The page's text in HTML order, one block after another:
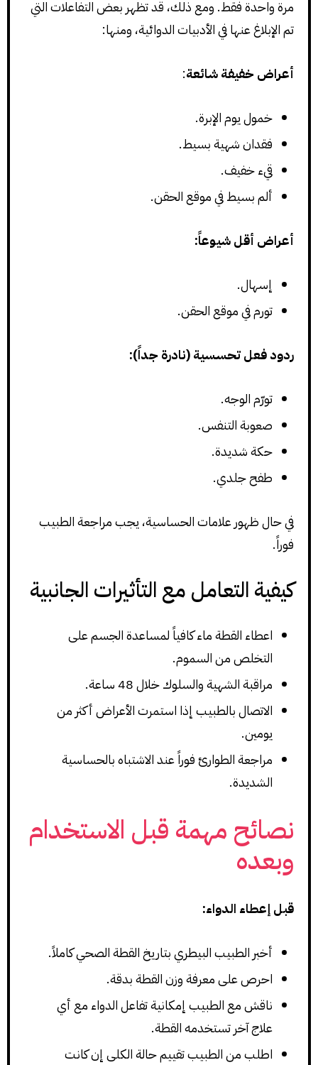
مرة واحدة فقط. ومع ذلك، قد تظهر بعض التفاعلات التي
تم الإبلاغ عنها في الأدبيات الدوائية، ومنها:
أعراض خفيفة شائعة:
خمول يوم الإبرة.
فقدان شهية بسيط.
قيء خفيف.
ألم بسيط في موقع الحقن.
أعراض أقل شيوعاً:
إسهال.
تورم في موقع الحقن.
ردود فعل تحسسية (نادرة جداً):
تورّم الوجه.
صعوبة التنفس.
حكة شديدة.
طفح جلدي.
في حال ظهور علامات الحساسية، يجب مراجعة الطبيب
فوراً.
كيفية التعامل مع التأثيرات الجانبية
اعطاء القطة ماء كافياً لمساعدة الجسم على
التخلص من السموم.
مراقبة الشهية والسلوك خلال 48 ساعة.
الاتصال بالطبيب إذا استمرت الأعراض أكثر من
يومين.
مراجعة الطوارئ فوراً عند الاشتباه بالحساسية
الشديدة.
نصائح مهمة قبل الاستخدام
وبعده
قبل إعطاء الدواء:
أخبر الطبيب البيطري بتاريخ القطة الصحي كاملاً.
احرص على معرفة وزن القطة بدقة.
ناقش مع الطبيب إمكانية تفاعل الدواء مع أي
علاج آخر تستخدمه القطة.
اطلب من الطبيب تقييم حالة الكلى إن كانت